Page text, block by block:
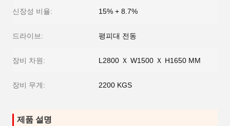
신장성 비율: 15% + 8.7%
드라이브: 평피대 전동
장비 차원: L2800 Ｘ W1500 Ｘ H1650 MM
장비 무게: 2200 KGS
제품 설명